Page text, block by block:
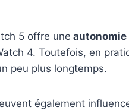
5 offre une autonomie
4. Toutefois, en
peu plus longtemps.
également